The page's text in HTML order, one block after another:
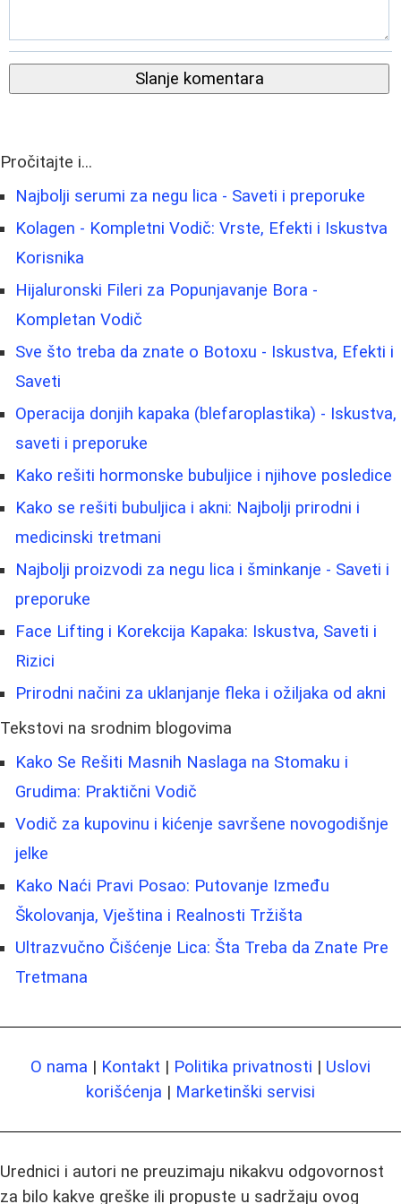
Slanje komentara
Pročitajte i...
Najbolji serumi za negu lica - Saveti i preporuke
Kolagen - Kompletni Vodič: Vrste, Efekti i Iskustva
Korisnika
Hijaluronski Fileri za Popunjavanje Bora -
Kompletan Vodič
Sve što treba da znate o Botoxu - Iskustva, Efekti i
Saveti
Operacija donjih kapaka (blefaroplastika) - Iskustva,
saveti i preporuke
Kako rešiti hormonske bubuljice i njihove posledice
Kako se rešiti bubuljica i akni: Najbolji prirodni i
medicinski tretmani
Najbolji proizvodi za negu lica i šminkanje - Saveti i
preporuke
Face Lifting i Korekcija Kapaka: Iskustva, Saveti i
Rizici
Prirodni načini za uklanjanje fleka i ožiljaka od akni
Tekstovi na srodnim blogovima
Kako Se Rešiti Masnih Naslaga na Stomaku i
Grudima: Praktični Vodič
Vodič za kupovinu i kićenje savršene novogodišnje
jelke
Kako Naći Pravi Posao: Putovanje Između
Školovanja, Vještina i Realnosti Tržišta
Ultrazvučno Čišćenje Lica: Šta Treba da Znate Pre
Tretmana
O nama | Kontakt | Politika privatnosti | Uslovi
korišćenja | Marketinški servisi
Urednici i autori ne preuzimaju nikakvu odgovornost
za bilo kakve greške ili propuste u sadržaju ovog